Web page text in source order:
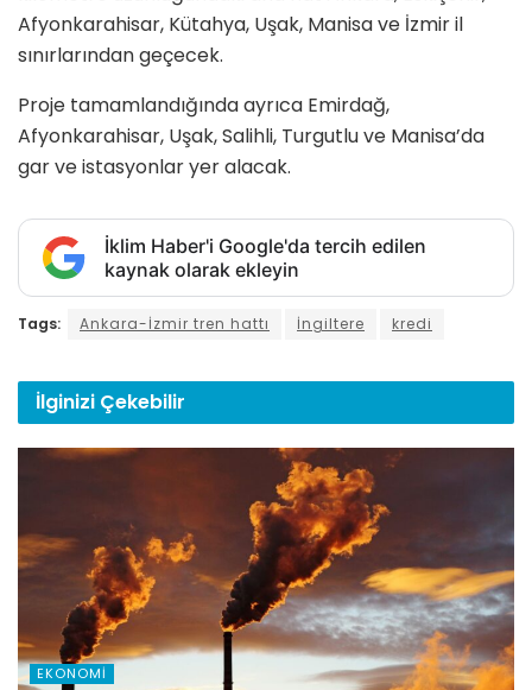
Afyonkarahisar, Kütahya, Uşak, Manisa ve İzmir il
sınırlarından geçecek.
Proje tamamlandığında ayrıca Emirdağ,
Afyonkarahisar, Uşak, Salihli, Turgutlu ve Manisa’da
gar ve istasyonlar yer alacak.
İklim Haber'i Google'da tercih edilen
kaynak olarak ekleyin
Tags: Ankara-İzmir tren hattı İngiltere kredi
İlginizi Çekebilir
EKONOMI